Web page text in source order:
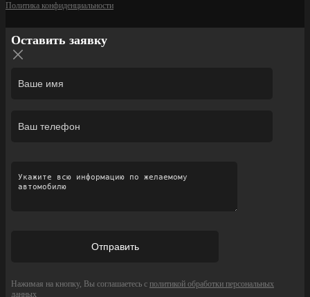
Политика конфиденциальности
Оставить заявку
Нажимая на кнопку, Вы соглашаетесь с политикой обработки персональных
данных